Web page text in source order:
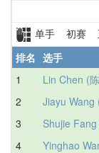
单手 初赛
排名 选手
1
Lin Chen (
2
Jiayu Wang
3
Shujie
4
Yinghao